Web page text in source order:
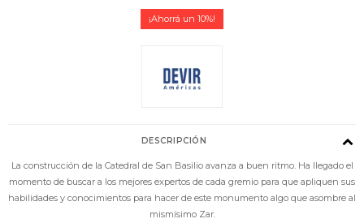
10
DESCRIPCIÓN
La construcción de la Catedral de San Basilio avanza a buen ritmo. Ha llegado el
momento de buscar a los mejores expertos de cada gremio para que apliquen sus
habilidades y conocimientos para hacer de este monumento algo que asombre al
mismísimo Zar.